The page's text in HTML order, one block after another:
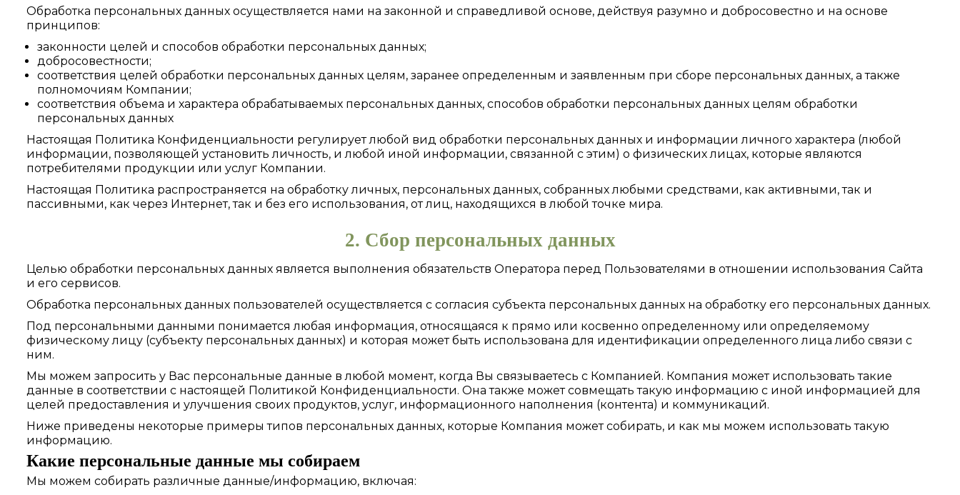
Обработка персональных данных осуществляется нами на законной и справедливой основе, действуя разумно и добросовестно и на основе
принципов:
законности целей и способов обработки персональных данных;
добросовестности;
соответствия целей обработки персональных данных целям, заранее определенным и заявленным при сборе персональных данных, а также
полномочиям Компании;
соответствия объема и характера обрабатываемых персональных данных, способов обработки персональных данных целям обработки
персональных данных
Настоящая Политика Конфиденциальности регулирует любой вид обработки персональных данных и информации личного характера (любой
информации, позволяющей установить личность, и любой иной информации, связанной с этим) о физических лицах, которые являются
потребителями продукции или услуг Компании.
Настоящая Политика распространяется на обработку личных, персональных данных, собранных любыми средствами, как активными, так и
пассивными, как через Интернет, так и без его использования, от лиц, находящихся в любой точке мира.
2. Сбор персональных данных
Целью обработки персональных данных является выполнения обязательств Оператора перед Пользователями в отношении использования Сайта
и его сервисов.
Обработка персональных данных пользователей осуществляется с согласия субъекта персональных данных на обработку его персональных данных.
Под персональными данными понимается любая информация, относящаяся к прямо или косвенно определенному или определяемому
физическому лицу (субъекту персональных данных) и которая может быть использована для идентификации определенного лица либо связи с
ним.
Мы можем запросить у Вас персональные данные в любой момент, когда Вы связываетесь с Компанией. Компания может использовать такие
данные в соответствии с настоящей Политикой Конфиденциальности. Она также может совмещать такую информацию с иной информацией для
целей предоставления и улучшения своих продуктов, услуг, информационного наполнения (контента) и коммуникаций.
Ниже приведены некоторые примеры типов персональных данных, которые Компания может собирать, и как мы можем использовать такую
информацию.
Какие персональные данные мы собираем
Мы можем собирать различные данные/информацию, включая: